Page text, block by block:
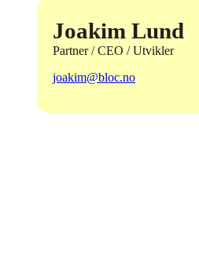
Joakim Lund
Partner / CEO / Utvikler
joakim@bloc.no